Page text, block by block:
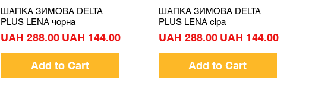
Quick View
ШАПКА ЗИМОВА DELTA
PLUS LENA чорна
Regular Price
UAH 288.00 Sale Price
UAH 144.00
Add to Cart
Quick View
ШАПКА ЗИМОВА DELTA
PLUS LENA сіра
Regular Price
UAH 288.00 Sale Price
UAH 144.00
Add to Cart